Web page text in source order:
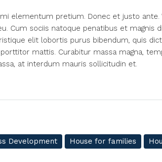
elementum pretium. Donec et justo ante.
Cum sociis natoque penatibus et magnis
elit lobortis purus bibendum, quis
mattis. Curabitur massa magna,
at interdum mauris sollicitudin et.
Development House for families